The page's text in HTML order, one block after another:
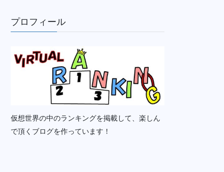
プロフィール
仮想世界の中のランキングを掲載して、楽しん
で頂くブログを作っています！